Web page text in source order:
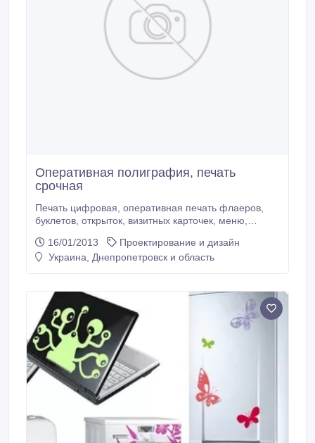
Оперативная полиграфия, печать
срочная
Печать цифровая, оперативная печать флаеров,
буклетов, открыток, визитных карточек, меню,
производство, оптимальные цены, обращайтесь! г.
Днепропетровск. Работаем по Украине,
16/01/2013
Проектирование и дизайн
Украина, Днепропетровск и область